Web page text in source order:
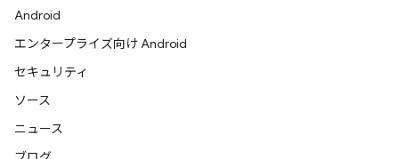
Android
エンタープライズ向け Android
セキュリティ
ソース
ニュース